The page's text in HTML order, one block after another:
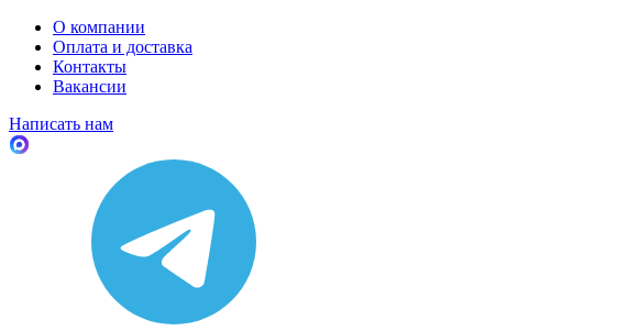
О компании
Оплата и доставка
Контакты
Вакансии
Написать нам